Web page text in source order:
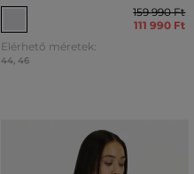
159 990 Ft
111 990 Ft
Elérhető méretek:
44, 46